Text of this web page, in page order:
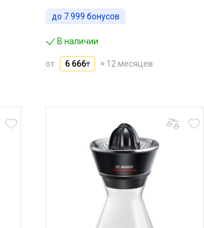
до 7 999 бонусов
В наличии
от 6 666₸ × 12 месяцев